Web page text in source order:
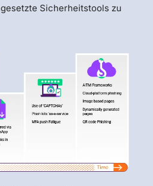
Sicherheitstools zu